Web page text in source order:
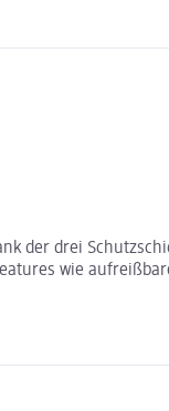
der drei
wie